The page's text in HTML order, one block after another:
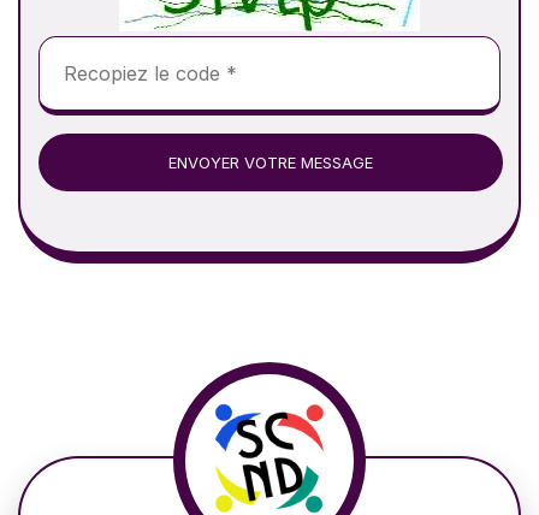
ENVOYER VOTRE MESSAGE